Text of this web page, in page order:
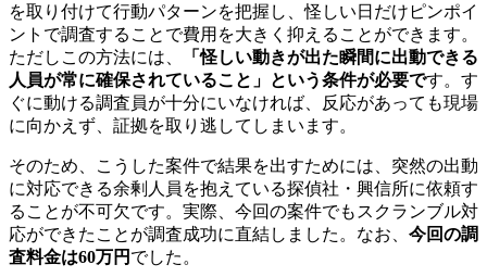
を取り付けて行動パターンを把握し
、怪しい日だけピンポイ
ントで調査することで費用を大きく抑えることができます。
ただしこの方法には
「怪しい動きが出た瞬間に出動できる
人員が常に確保されていること」という条件が必要です。 す
ぐに動ける調査員が十分にいなければ
反応があっても現場
に向かえず
証拠を取り逃してしまいます。
そのため こうした案件で結果を出すためには
突然の出動
に対応できる余剰人員を抱えている探偵社・興信所に依頼す
ることが不可欠です。 実際
今回の案件でもスクランブル対
応ができたことが調査成功に直結しました 。 なお
今回の調
査料金は60万円 でした 。